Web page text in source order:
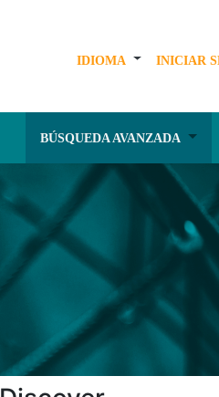
IDIOMA INICIAR
BÚSQUEDA AVANZADA